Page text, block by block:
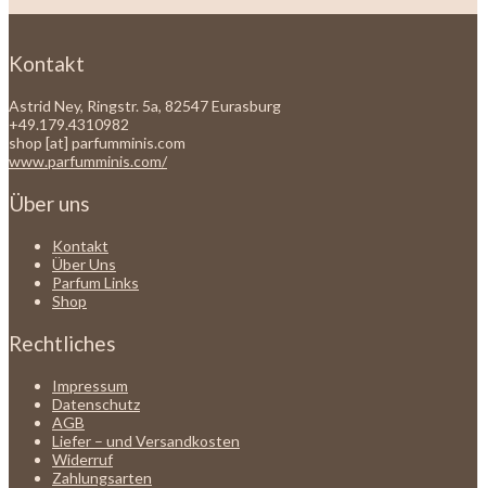
Kontakt
Astrid Ney, Ringstr. 5a, 82547 Eurasburg
+49.179.4310982
shop [at] parfumminis.com
www.parfumminis.com/
Über uns
Kontakt
Über Uns
Parfum Links
Shop
Rechtliches
Impressum
Datenschutz
AGB
Liefer – und Versandkosten
Widerruf
Zahlungsarten